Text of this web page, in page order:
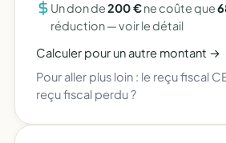
Un don de200 €ne coûte que
réduction —voir le détail
Calculer pour un autre montant →
Pour aller plus loin : le reçu fiscal
reçu fiscal perdu ?